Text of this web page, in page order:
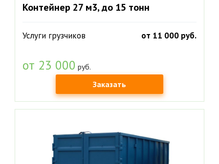
Контейнер 27 м3, до 15 тонн
Услуги грузчиков от 11 000 руб.
от 23 000 руб.
Заказать